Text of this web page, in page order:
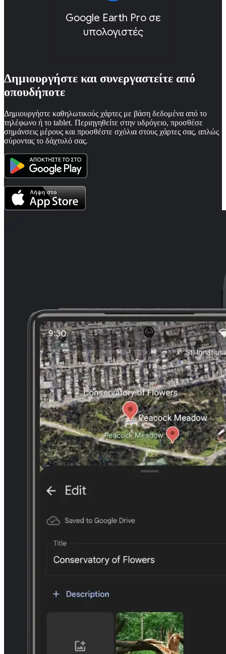
Google Earth Pro σε
υπολογιστές
Δημιουργήστε και συνεργαστείτε από
οπουδήποτε
Δημιουργήστε καθηλωτικούς χάρτες με βάση δεδομένα από το
τηλέφωνο ή το tablet. Περιηγηθείτε στην υδρόγειο, προσθέσε
σημάνσεις μέρους και προσθέστε σχόλια στους χάρτες σας, απλώς
σύροντας το δάχτυλό σας.